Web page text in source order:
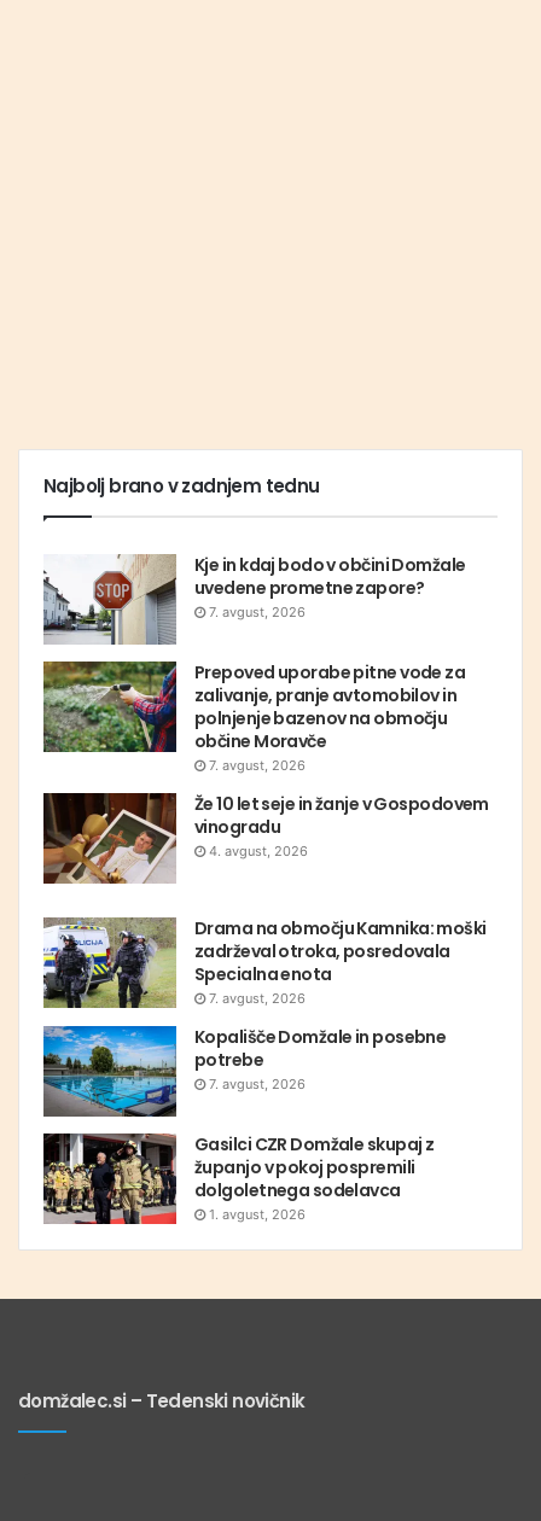
Najbolj brano v zadnjem tednu
Kje in kdaj bodo v občini Domžale
uvedene prometne zapore?
7. avgust, 2026
Prepoved uporabe pitne vode za
zalivanje, pranje avtomobilov in
polnjenje bazenov na območju
občine Moravče
7. avgust, 2026
Že 10 let seje in žanje v Gospodovem
vinogradu
4. avgust, 2026
Drama na območju Kamnika: moški
zadrževal otroka, posredovala
Specialna enota
7. avgust, 2026
Kopališče Domžale in posebne
potrebe
7. avgust, 2026
Gasilci CZR Domžale skupaj z
županjo v pokoj pospremili
dolgoletnega sodelavca
1. avgust, 2026
domžalec.si – Tedenski novičnik